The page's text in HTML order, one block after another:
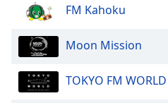
FM Kahoku
Moon Mission
TOKYO FM WORLD